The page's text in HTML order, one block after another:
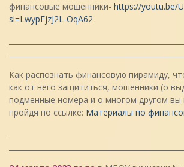
финансовые мошенники- https://youtu.be/
si=LwypEjzJ2L-OqA62
Как распознать финансовую пирамиду,
как от него защититься, мошенники (о
подменные номера и о многом другом вы
пройдя по ссылке: Материалы по